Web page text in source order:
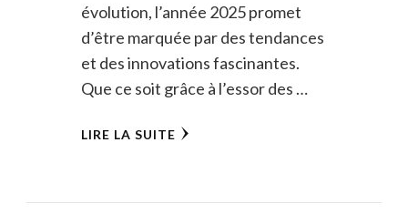
évolution, l’année 2025 promet
d’être marquée par des tendances
et des innovations fascinantes.
Que ce soit grâce à l’essor des …
LIRE LA SUITE